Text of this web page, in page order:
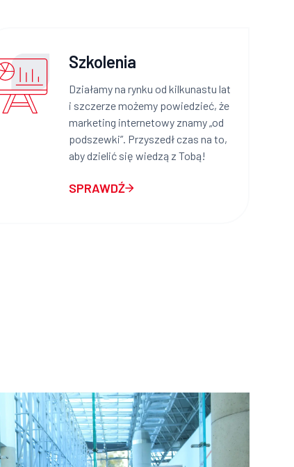
Szkolenia
Działamy na rynku od kilkunastu lat
i szczerze możemy powiedzieć, że
marketing internetowy znamy „od
podszewki”. Przyszedł czas na to,
aby dzielić się wiedzą z Tobą!
SPRAWDŹ